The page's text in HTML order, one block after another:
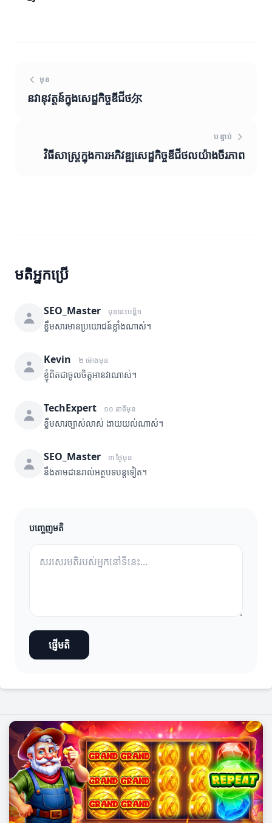
មុន
នវានុវត្តន៍ក្នុងសេដ្ឋកិច្ចឌីជីថ尔
បន្ទាប់
វិធីសាស្ត្រក្នុងការអភិវឌ្ឍសេដ្ឋកិច្ចឌីជីថលយ៉ាងចីរភាព
មតិអ្នកប្រើ
SEO_Master មុននេះបន្តិច
ខ្លឹមសារមានប្រយោជន៍ខ្លាំងណាស់។
Kevin ២ ម៉ោងមុន
ខ្ញុំពិតជាចូលចិត្តអានវាណាស់។
TechExpert ១០ នាទីមុន
ខ្លឹមសារច្បាស់លាស់ ងាយយល់ណាស់។
SEO_Master ៣ ថ្ងៃមុន
នឹងតាមដានរាល់អត្ថបទបន្តទៀត។
បញ្ចេញមតិ
ផ្ញើមតិ